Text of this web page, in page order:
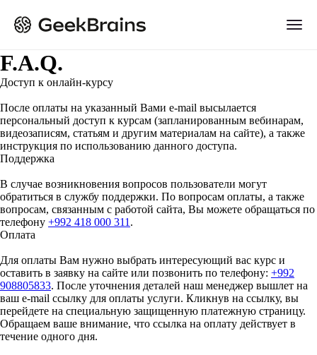
F.A.Q.
Доступ к онлайн-курсу
После оплаты на указанный Вами e-mail высылается
персональный доступ к курсам (запланированным вебинарам,
видеозаписям, статьям и другим материалам на сайте), а также
инструкция по использованию данного доступа.
Поддержка
В случае возникновения вопросов пользователи могут
обратиться в службу поддержки. По вопросам оплаты, а также
вопросам, связанным с работой сайта, Вы можете обращаться по
телефону +992 418 000 311 .
Оплата
Для оплаты Вам нужно выбрать интересующий вас курс и
оставить в заявку на сайте или позвонить по телефону: +992
908805833. После уточнения деталей наш менеджер вышлет на
ваш e-mail ссылку для оплаты услуги. Кликнув на ссылку, вы
перейдете на специальную защищенную платежную страницу.
Обращаем ваше внимание, что ссылка на оплату действует в
течение одного дня.